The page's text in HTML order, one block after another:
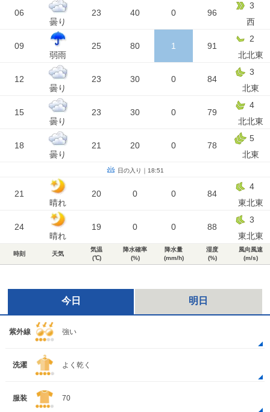
06
曇り
23 40 0 96
3
西
09
弱雨
25 80 1 91
2
北北東
12
曇り
23 30 0 84
3
北東
15
曇り
23 30 0 79
4
北北東
18
曇り
21 20 0 78
5
北東
日の入り｜18:51
21
晴れ
20 0 0 84
4
東北東
24
晴れ
19 0 0 88
3
東北東
時刻 天気
気温
(℃)
降水確率
(%)
降水量
(mm/h)
湿度
(%)
風向風速
(m/s)
今日 明日
紫外線 強い
洗濯 よく乾く
服装 70